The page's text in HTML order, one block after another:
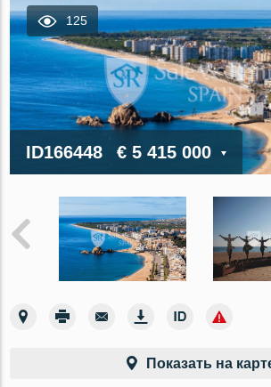
125
ID166448 € 5 415 000
Показать на